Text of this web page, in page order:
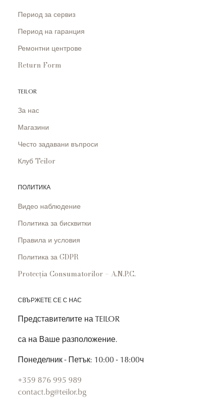
Период за сервиз
Период на гаранция
Ремонтни центрове
Return Form
TEILOR
За нас
Магазини
Често задавани въпроси
Клуб Teilor
ПОЛИТИКА
Видео наблюдение
Политика за бисквитки
Правила и условия
Политика за GDPR
Protecția Consumatorilor – A.N.P.C.
СВЪРЖЕТЕ СЕ С НАС
Представителите на TEILOR
са на Ваше разположение.
Понеделник - Петък: 10:00 - 18:00ч
+359 876 995 989
contact.bg@teilor.bg